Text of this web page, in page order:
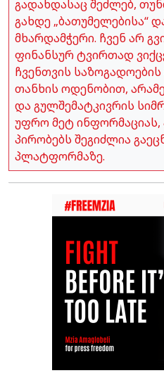
გადახდასაც შეძლებ,
გახდე „ბათუმელებისა“
მხარდამჭერი. ჩვენ არ
ფინანსურ ტვირთად
ჩვენთვის
თანხის ოდენობით,
და გულშემატკივრის
უფრო მეტ ინფორმაციას,
პირობებს შეგიძლია
პლატფორმაზე.